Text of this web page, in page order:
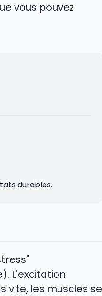
vous pouvez
durables.
L'excitation
vite, les muscles se